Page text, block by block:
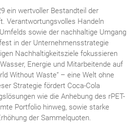
ein wertvoller Bestandteil der
Verantwortungsvolles Handeln
sowie der nachhaltige Umgang
in der Unternehmensstrategie
Nachhaltigkeitsziele fokussieren
Energie und Mitarbeitende auf
Without Waste“ – eine Welt ohne
Strategie fördert Coca-Cola
wie die Anhebung des rPET-
Portfolio hinweg, sowie starke
der Sammelquoten.